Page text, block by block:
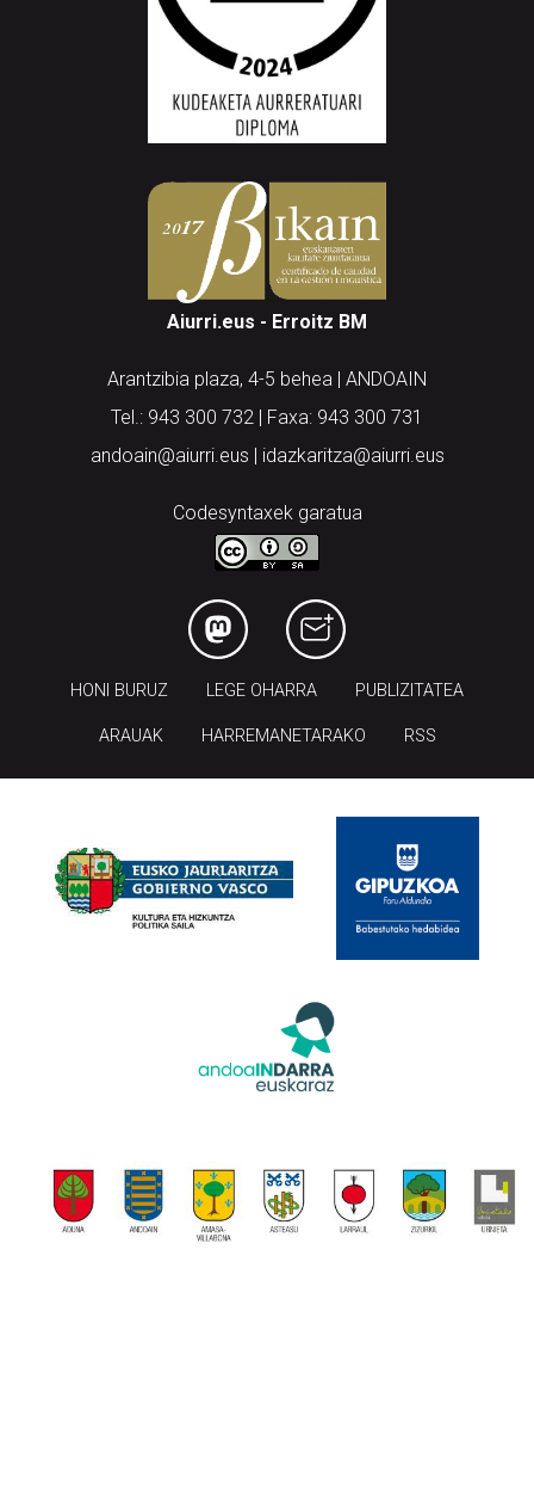
Aiurri.eus - Erroitz BM
Arantzibia plaza, 4-5 behea | ANDOAIN
Tel.: 943 300 732 | Faxa: 943 300 731
andoain@aiurri.eus | idazkaritza@aiurri.eus
Codesyntaxek garatua
HONI BURUZ LEGE OHARRA PUBLIZITATEA
ARAUAK HARREMANETARAKO RSS